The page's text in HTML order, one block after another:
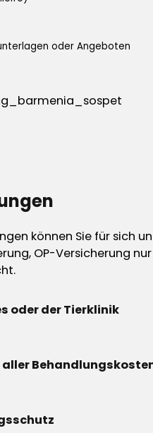
oder Angeboten
können Sie für sich
OP-Versicherung
oder der Tierklinik
aller